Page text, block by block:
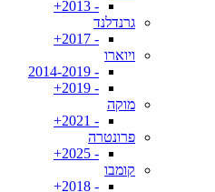
- 2013+
גרנדלנד
- 2017+
ויוארו
- 2014-2019
- 2019+
מוקה
- 2021+
פרונטרה
- 2025+
קומבו
- 2018+